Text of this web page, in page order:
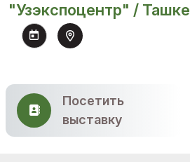
"Узэкспоцентр" /
Посетить
выставку